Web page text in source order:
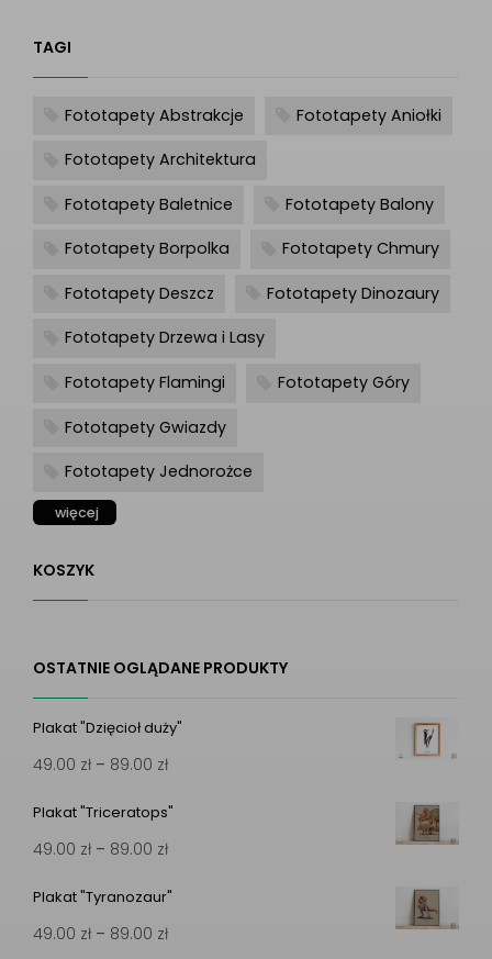
TAGI
Fototapety Abstrakcje Fototapety Aniołki
Fototapety Architektura
Fototapety Baletnice Fototapety Balony
Fototapety Borpolka Fototapety Chmury
Fototapety Deszcz Fototapety Dinozaury
Fototapety Drzewa i Lasy
Fototapety Flamingi Fototapety Góry
Fototapety Gwiazdy
Fototapety Jednorożce
więcej
KOSZYK
OSTATNIE OGLĄDANE PRODUKTY
Plakat "Dzięcioł duży"
49.00 zł – 89.00 złZakres
49.00 zł
Plakat "Triceratops"
49.00 zł – 89.00 złZakres
49.00 zł
Plakat "Tyranozaur"
49.00 zł – 89.00 złZakres